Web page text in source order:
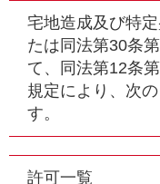
宅地造成及び特
たは同法第30条
て、同法第12条
規定により、次
す。
許可一覧